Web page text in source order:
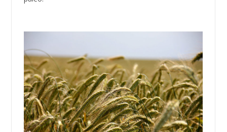
et de graves carences.
températures (>120 °C ou 250 °F) génère la
production d’acrylamide, une substance cancérigène,
toxique et reprotoxique. Celle-ci est le résultat d’une
réaction chimique (28) à température élevée entre un
acide aminé l’asparagine et les sucres naturels
contenus dans les aliments. L’acrylamide augmente
les risque de cancer selon une étude (29) menée par
des experts du groupe scientifique sur les